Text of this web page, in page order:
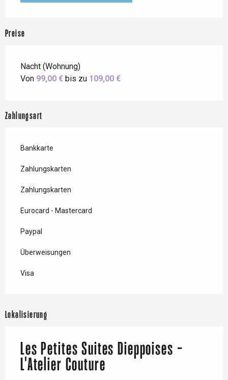
Preise
Nacht (Wohnung)
Von 99,00 € bis zu 109,00 €
Zahlungsart
Bankkarte
Zahlungskarten
Zahlungskarten
Eurocard - Mastercard
Paypal
Überweisungen
Visa
Lokalisierung
Les Petites Suites Dieppoises -
L'Atelier Couture